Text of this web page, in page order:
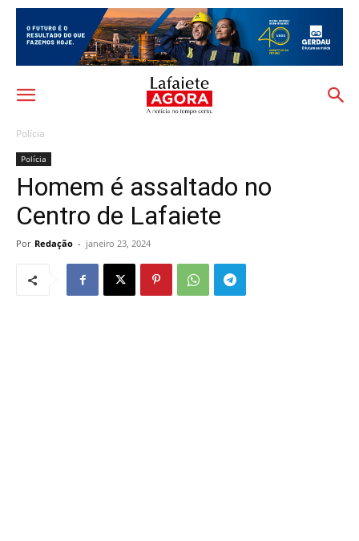
Polícia
Polícia
Homem é assaltado no
Centro de Lafaiete
Por Redação - janeiro 23, 2024